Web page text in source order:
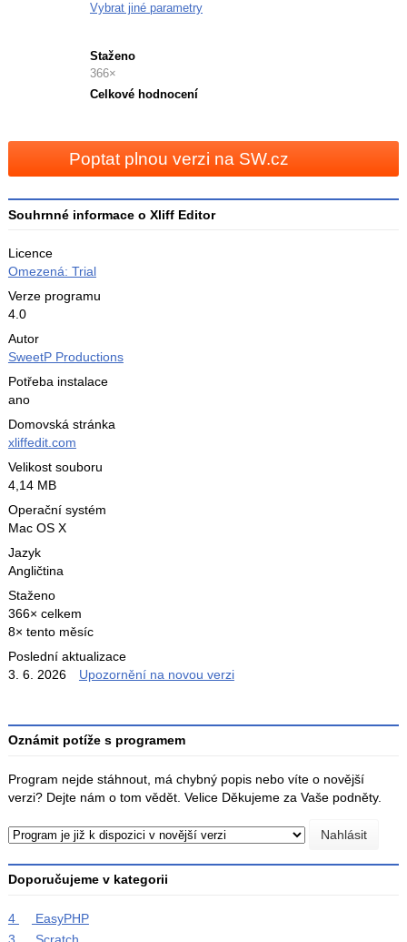
Vybrat jiné parametry
Staženo
366×
Celkové hodnocení
3
Poptat plnou verzi na SW.cz
Souhrnné informace o Xliff Editor
Licence
Omezená: Trial
Verze programu
4.0
Autor
SweetP Productions
Potřeba instalace
ano
Domovská stránka
xliffedit.com
Velikost souboru
4,14 MB
Operační systém
Mac OS X
Jazyk
Angličtina
Staženo
366× celkem
8× tento měsíc
Poslední aktualizace
3. 6. 2026
Upozornění na novou verzi
Oznámit potíže s programem
Program nejde stáhnout, má chybný popis nebo víte o novější
verzi? Dejte nám o tom vědět. Velice Děkujeme za Vaše podněty.
Doporučujeme v kategorii
4
EasyPHP